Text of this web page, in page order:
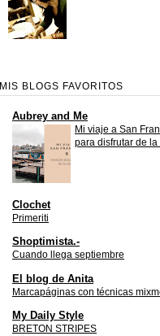
MIS BLOGS FAVORITOS
Aubrey and Me
Mi viaje a San
para disfrutar de la
Clochet
Primeriti
Shoptimista.-
Cuando llega septiembre
El blog de Anita
Marcapáginas con técnicas
My Daily Style
BRETON STRIPES